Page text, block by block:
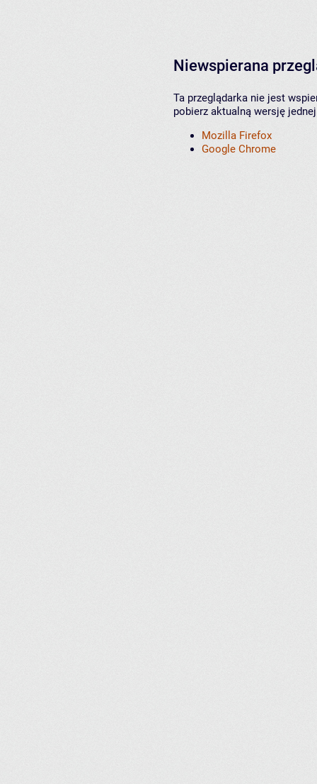
Niewspierana
Ta przeglądarka nie jest
pobierz aktualną wersję
Mozilla Firefox
Google Chrome